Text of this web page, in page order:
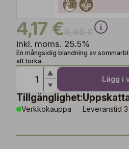
4,17 €
inkl. moms. 25.5%
En mångsidig blandning av
att torka.
Lägg i
Tillgänglighet:
Verkkokauppa Leveranstid